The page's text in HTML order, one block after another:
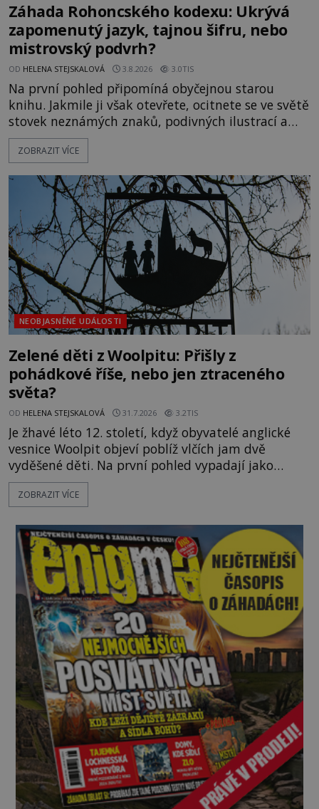
Záhada Rohoncského kodexu: Ukrývá
zapomenutý jazyk, tajnou šifru, nebo
mistrovský podvrh?
OD HELENA STEJSKALOVÁ 3.8.2026 3.0TIS
Na první pohled připomíná obyčejnou starou
knihu. Jakmile ji však otevřete, ocitnete se ve světě
stovek neznámých znaků, podivných ilustrací a
textu, který už téměř dvě století vzdoruje všem
pokusům o rozluštění. Rohoncský kodex patří mezi
jistotou neví, kdo jej napsal, kdy vznikl ani co
vlastně vypráví. Rohoncský kodex se poprvé
objevuje v roce
ZOBRAZIT VÍCE
NEOBJASNĚNÉ UDÁLOSTI
Zelené děti z Woolpitu: Přišly z
pohádkové říše, nebo jen ztraceného
světa?
OD HELENA STEJSKALOVÁ 31.7.2026 3.2TIS
Je žhavé léto 12. století, když obyvatelé anglické
vesnice Woolpit objeví poblíž vlčích jam dvě
vyděšené děti. Na první pohled vypadají jako
každé jiné, až na jednu děsivou výjimku. Jejich
kůže má nazelenalý odstín, mluví
kromě syrových bobů. Příběh se rychle stává
jednou z největších záhad středověké Anglie a ani
po téměř devíti stech letech není
ZOBRAZIT VÍCE